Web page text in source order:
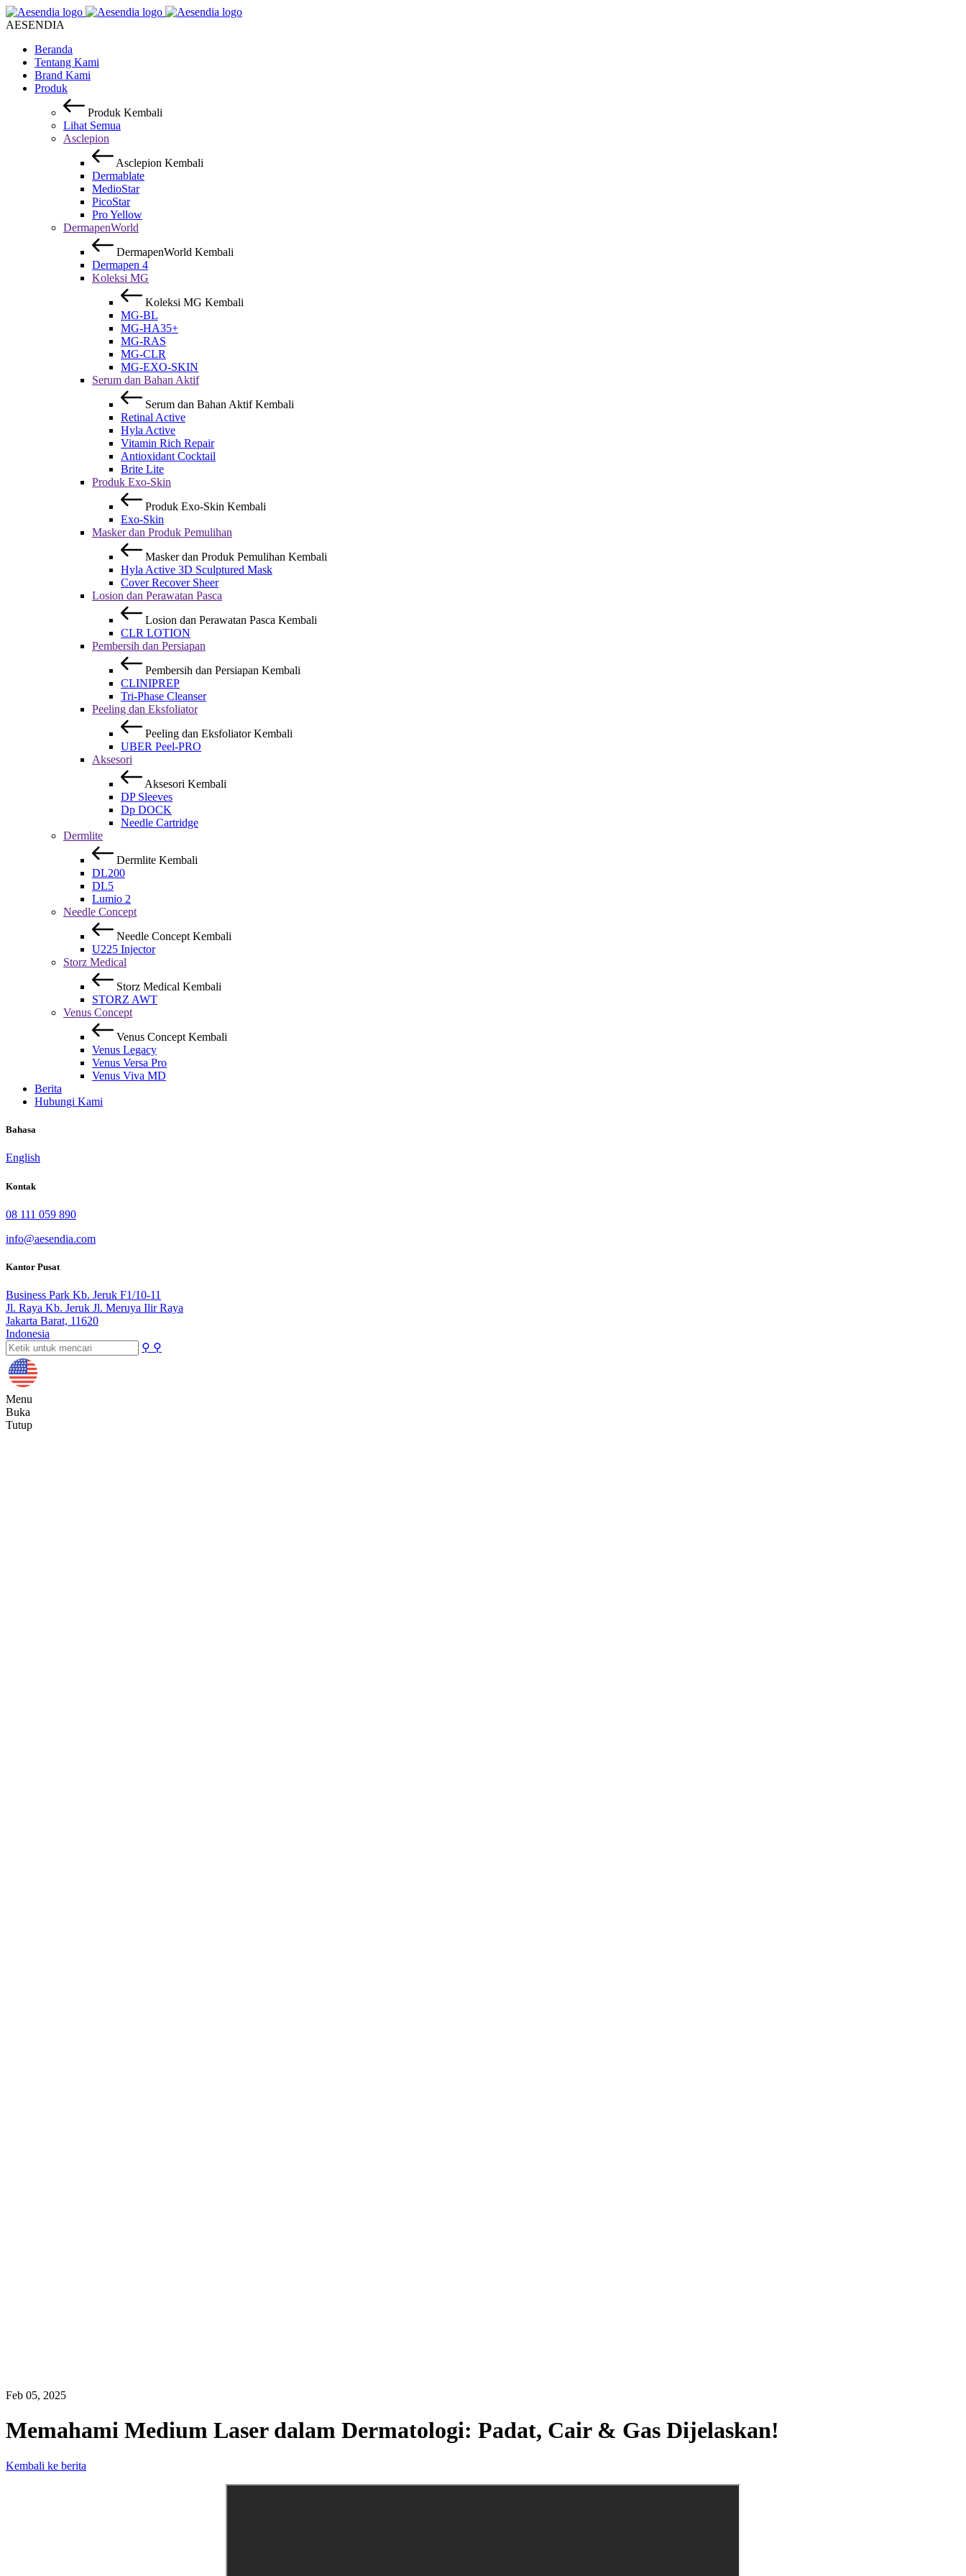
AESENDIA
Beranda
Tentang Kami
Brand Kami
Produk
Produk Kembali
Lihat Semua
Asclepion
Asclepion Kembali
Dermablate
MedioStar
PicoStar
Pro Yellow
DermapenWorld
DermapenWorld Kembali
Dermapen 4
Koleksi MG
Koleksi MG Kembali
MG-BL
MG-HA35+
MG-RAS
MG-CLR
MG-EXO-SKIN
Serum dan Bahan Aktif
Serum dan Bahan Aktif Kembali
Retinal Active
Hyla Active
Vitamin Rich Repair
Antioxidant Cocktail
Brite Lite
Produk Exo-Skin
Produk Exo-Skin Kembali
Exo-Skin
Masker dan Produk Pemulihan
Masker dan Produk Pemulihan Kembali
Hyla Active 3D Sculptured Mask
Cover Recover Sheer
Losion dan Perawatan Pasca
Losion dan Perawatan Pasca Kembali
CLR LOTION
Pembersih dan Persiapan
Pembersih dan Persiapan Kembali
CLINIPREP
Tri-Phase Cleanser
Peeling dan Eksfoliator
Peeling dan Eksfoliator Kembali
UBER Peel-PRO
Aksesori
Aksesori Kembali
DP Sleeves
Dp DOCK
Needle Cartridge
Dermlite
Dermlite Kembali
DL200
DL5
Lumio 2
Needle Concept
Needle Concept Kembali
U225 Injector
Storz Medical
Storz Medical Kembali
STORZ AWT
Venus Concept
Venus Concept Kembali
Venus Legacy
Venus Versa Pro
Venus Viva MD
Berita
Hubungi Kami
Bahasa
English
Kontak
08 111 059 890
info@aesendia.com
Kantor Pusat
Business Park Kb. Jeruk F1/10-11
Jl. Raya Kb. Jeruk Jl. Meruya Ilir Raya
Jakarta Barat, 11620
Indonesia
⚲ ⚲
Menu
Buka
Tutup
Feb 05, 2025
Memahami Medium Laser dalam Dermatologi: Padat, Cair & Gas Dijelaskan!
Kembali ke berita